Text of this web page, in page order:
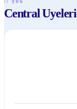
Central Uyeleri